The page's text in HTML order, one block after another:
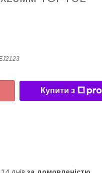
Купити з